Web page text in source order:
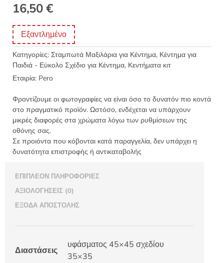
16,50€
Εξαντλημένο
Κατηγορίες: Σταμπωτά Μαξιλάρια για Κέντημα, Κέντημα για
Παιδιά - Εύκολο Σχέδιο για Κέντημα, Κεντήματα κιτ
Εταιρία: Pero
Φροντίζουμε οι φωτογραφίες να είναι όσο το δυνατόν πιο κοντά
στο πραγματικό προϊόν. Ωστόσο, ενδέχεται να υπάρχουν
μικρές διαφορές στα χρώματα λόγω των ρυθμίσεων της
οθόνης σας.
Σε προιόντα που κόβονται κατά παραγγελία, δεν υπάρχει η
δυνατότητα επιστροφής ή αντικαταβολής
ΕΠΙΠΛΈΟΝ ΠΛΗΡΟΦΟΡΊΕΣ
ΑΞΙΟΛΟΓΉΣΕΙΣ (0)
ΈΞΟΔΑ ΑΠΟΣΤΟΛΉΣ
Διαστάσεις
υφάσματος 45×45 σχεδίου
35×35